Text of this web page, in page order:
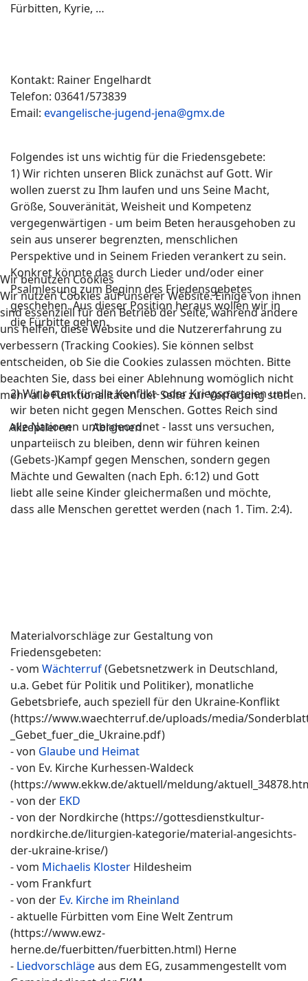
Fürbitten, Kyrie, …
Kontakt: Rainer Engelhardt
Telefon: 03641/573839
Email: evangelische-jugend-jena@gmx.de
Folgendes ist uns wichtig für die Friedensgebete:
1) Wir richten unseren Blick zunächst auf Gott. Wir
wollen zuerst zu Ihm laufen und uns Seine Macht,
Größe, Souveränität, Weisheit und Kompetenz
vergegenwärtigen - um beim Beten herausgehoben zu
sein aus unserer begrenzten, menschlichen
Perspektive und in Seinem Frieden verankert zu sein.
Konkret könnte das durch Lieder und/oder einer
Psalmlesung zum Beginn des Friedensgebetes
geschehen. Aus dieser Position heraus wollen wir in
die Fürbitte gehen.
2) Wir beten für alle Konflikt- oder Kriegsparteien und
wir beten nicht gegen Menschen. Gottes Reich sind
alle Nationen untergeordnet - lasst uns versuchen,
unparteiisch zu bleiben, denn wir führen keinen
(Gebets-)Kampf gegen Menschen, sondern gegen
Mächte und Gewalten (nach Eph. 6:12) und Gott
liebt alle seine Kinder gleichermaßen und möchte,
dass alle Menschen gerettet werden (nach 1. Tim. 2:4).
Materialvorschläge zur Gestaltung von
Friedensgebeten:
- vom Wächterruf(Gebetsnetzwerk in Deutschland,
u.a. Gebet für Politik und Politiker), monatliche
Gebetsbriefe, auch speziell für den Ukraine-Konflikt
(https://www.waechterruf.de/uploads/media/
_Gebet_fuer_die_Ukraine.pdf)
- von Glaube und Heimat
- von Ev. Kirche Kurhessen-Waldeck
(https://www.ekkw.de/aktuell/meldung/
- von der EKD
- von der Nordkirche (https://gottesdienstkultur-
nordkirche.de/liturgien-kategorie/material-angesichts-
der-ukraine-krise/)
- vom Michaelis Kloster Hildesheim
- vom Frankfurt
- von der Ev. Kirche im Rheinland
- aktuelle Fürbitten vom Eine Welt Zentrum
(https://www.ewz-
herne.de/fuerbitten/fuerbitten.html) Herne
- Liedvorschlägeaus dem EG, zusammengestellt vom
Wir benutzen Cookies
Wir nutzen Cookies auf unserer Website. Einige von ihnen
sind essenziell für den Betrieb der Seite, während andere
uns helfen, diese Website und die Nutzererfahrung zu
verbessern (Tracking Cookies). Sie können selbst
entscheiden, ob Sie die Cookies zulassen möchten. Bitte
beachten Sie, dass bei einer Ablehnung womöglich nicht
mehr alle Funktionalitäten der Seite zur Verfügung stehen.
Akzeptieren Ablehnen